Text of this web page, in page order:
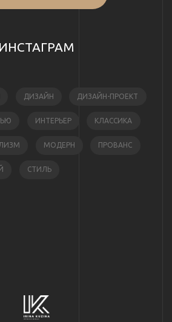
ИНСТАГРАМ
ДИЗАЙН ДИЗАЙН-ПРОЕКТ
ИНТЕРЬЕР КЛАССИКА
МОДЕРН ПРОВАНС
СТИЛЬ